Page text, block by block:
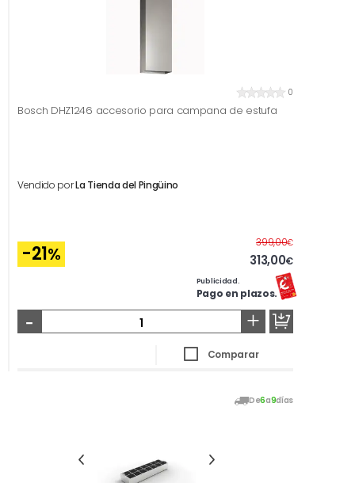
0
Bosch DHZ1246 accesorio para campana de estufa
Vendido porLa Tienda del Pingüino
-21%
399,00€Antes
313,00€
Publicidad.
Pago en plazos.
- +
Comparar
De6a9días